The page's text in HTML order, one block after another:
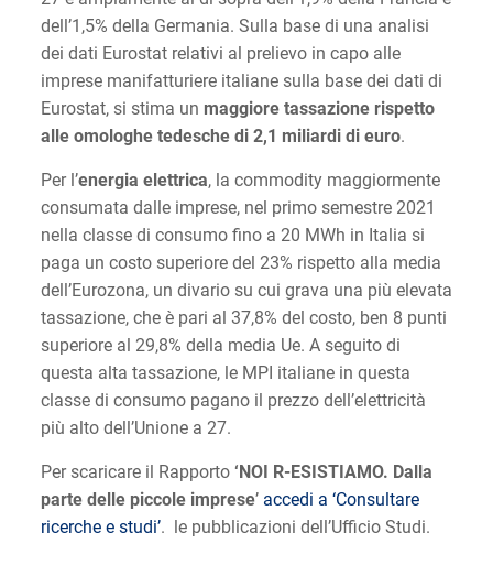
dell’1,5% della Germania. Sulla base di una analisi
dei dati Eurostat relativi al prelievo in capo alle
imprese manifatturiere italiane sulla base dei dati di
Eurostat, si stima un maggiore tassazione rispetto
alle omologhe tedesche di 2,1 miliardi di euro.
Per l’energia elettrica, la commodity maggiormente
consumata dalle imprese, nel primo semestre 2021
nella classe di consumo fino a 20 MWh in Italia si
paga un costo superiore del 23% rispetto alla media
dell’Eurozona, un divario su cui grava una più elevata
tassazione, che è pari al 37,8% del costo, ben 8 punti
superiore al 29,8% della media Ue. A seguito di
questa alta tassazione, le MPI italiane in questa
classe di consumo pagano il prezzo dell’elettricità
più alto dell’Unione a 27.
Per scaricare il Rapporto ‘NOI R-ESISTIAMO. Dalla
parte delle piccole imprese’ accedi a ‘Consultare
ricerche e studi’. le pubblicazioni dell’Ufficio Studi.